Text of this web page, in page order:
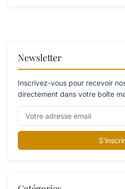
Newsletter
Inscrivez-vous pour recevoir
directement dans votre boîte